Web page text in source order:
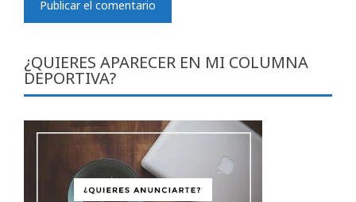
¿QUIERES APARECER EN MI COLUMNA
DEPORTIVA?